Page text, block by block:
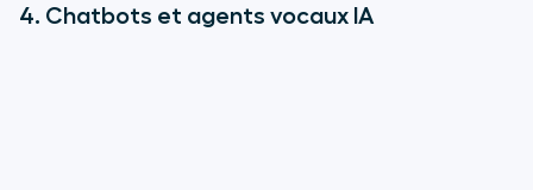
4. Chatbots et agents vocaux IA